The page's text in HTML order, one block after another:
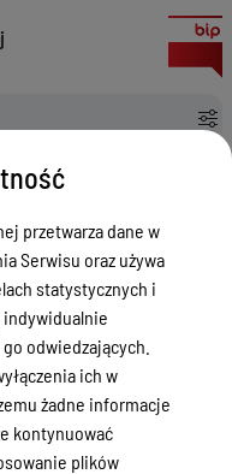
w Ostródzie
Znalezionych
przetwarza dane w
Serwisu oraz używa
statystycznych i
odwiedzających.
ich w
żadne informacje
kontynuować
plików